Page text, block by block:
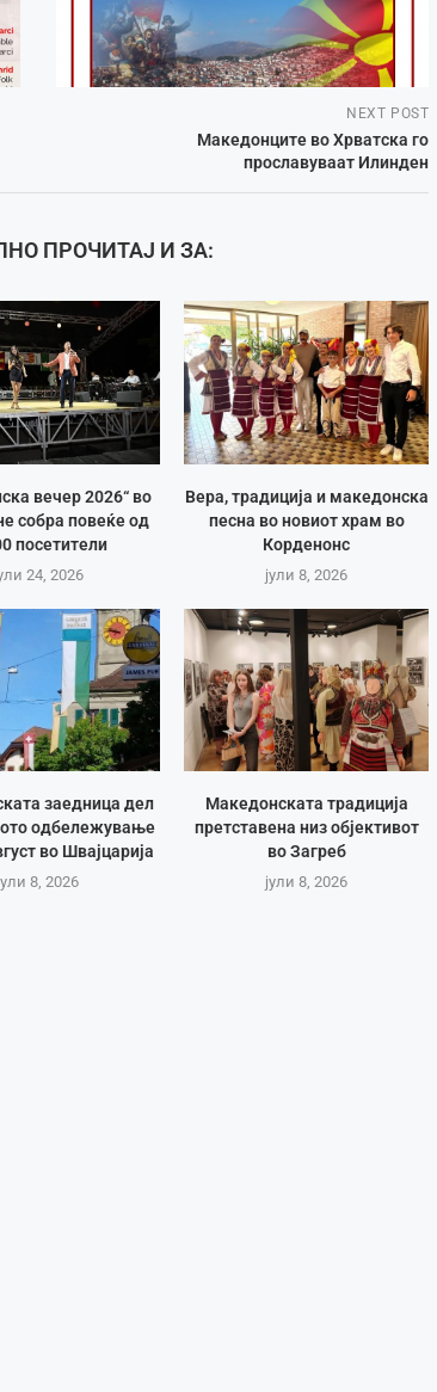
NEXT POST
Македонците во Хрватска го
прославуваат Илинден
ПРОЧИТАЈ И ЗА:
вечер 2026“ во
собра повеќе од
посетители
24, 2026
Вера, традиција и македонска
песна во новиот храм во
Корденонс
јули 8, 2026
заедница дел
одбележување
во Швајцарија
8, 2026
Македонската традиција
претставена низ објективот
во Загреб
јули 8, 2026